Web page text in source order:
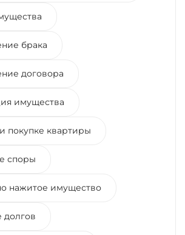
брака
договора
имущества
покупке квартиры
споры
нажитое имущество
долгов